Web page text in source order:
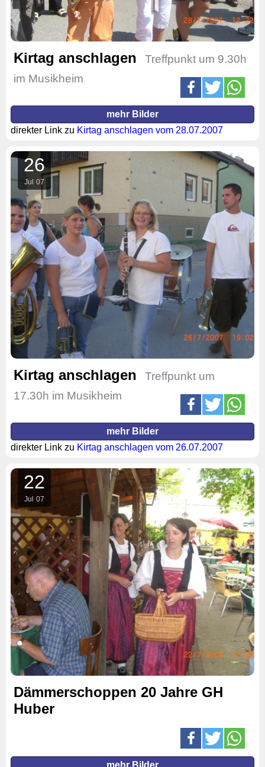
Kirtag anschlagen
Treffpunkt um 9.30h
im Musikheim
mehr Bilder
direkter Link zu Kirtag anschlagen vom 28.07.2007
26
Jul 07
Kirtag anschlagen
Treffpunkt um
17.30h im Musikheim
mehr Bilder
direkter Link zu Kirtag anschlagen vom 26.07.2007
22
Jul 07
Dämmerschoppen 20 Jahre GH
Huber
mehr Bilder